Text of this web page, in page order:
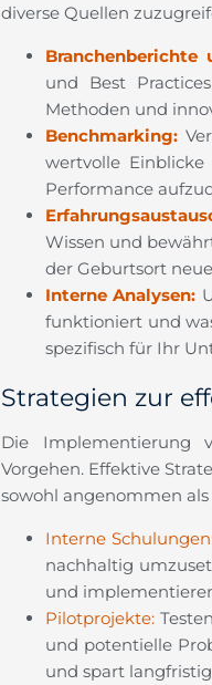
diverse Quellen
Branchenberichte
und Best
Methoden und
Benchmarking:
wertvolle
Performance
Wissen und
der Geburtsort
Interne Analysen:
funktioniert und
spezifisch für Ihr
Strategien zur
Die Implementierung
Vorgehen. Effektive
sowohl angenommen
Interne
nachhaltig
und
Pilotprojekte:
und potentielle
und spart langfristig